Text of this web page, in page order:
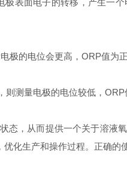
面电子的转移，产生一
的电位会更高，ORP值为正
测量电极的电位较低，ORP
，从而提供一个关于溶液
化生产和操作过程。正确